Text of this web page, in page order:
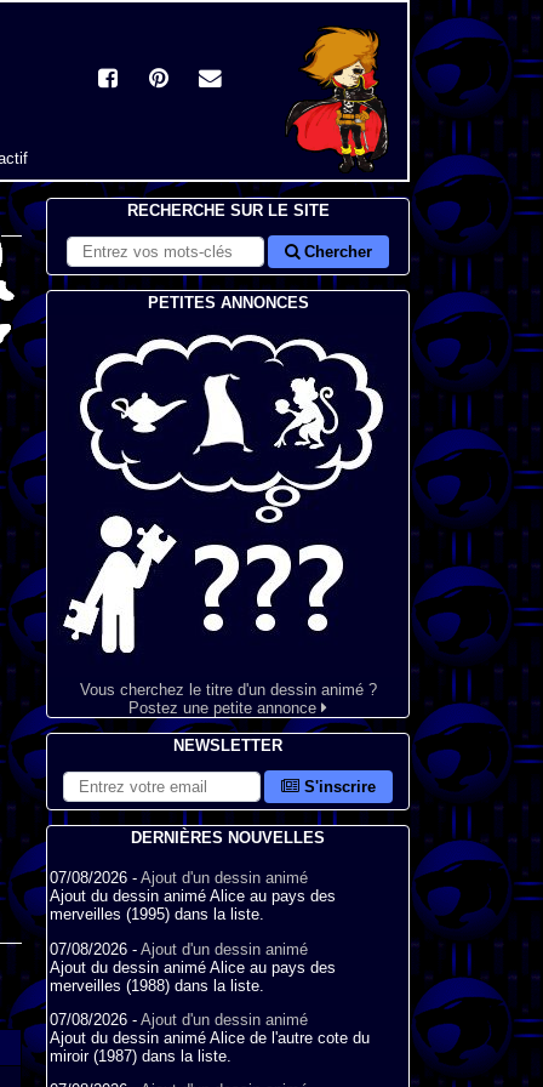
RECHERCHE SUR LE SITE
Chercher
PETITES ANNONCES
Vous cherchez le titre d'un dessin animé ?
Postez une petite annonce
NEWSLETTER
S'inscrire
DERNIÈRES NOUVELLES
07/08/2026 - Ajout d'un dessin animé
Ajout du dessin animé Alice au pays des
merveilles (1995) dans la liste.
07/08/2026 - Ajout d'un dessin animé
Ajout du dessin animé Alice au pays des
merveilles (1988) dans la liste.
07/08/2026 - Ajout d'un dessin animé
Ajout du dessin animé Alice de l'autre cote du
miroir (1987) dans la liste.